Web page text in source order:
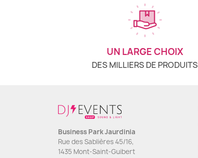
UN LARGE CHOIX
DES MILLIERS DE PRODUITS
Business Park Jaurdinia
Rue des Sablières 45/16,
1435 Mont-Saint-Guibert